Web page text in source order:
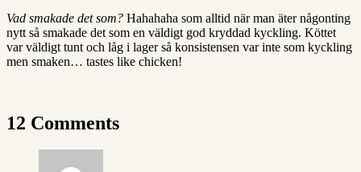
Vad smakade det som? Hahahaha som alltid när man äter någonting
nytt så smakade det som en väldigt god kryddad kyckling. Köttet
var väldigt tunt och låg i lager så konsistensen var inte som kyckling
men smaken… tastes like chicken!
12 Comments